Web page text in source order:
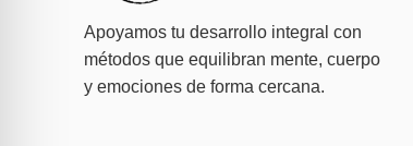
Apoyamos tu desarrollo integral con
métodos que equilibran mente, cuerpo
y emociones de forma cercana.